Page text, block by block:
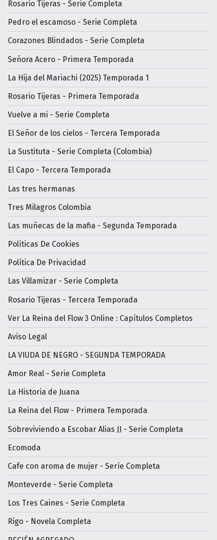
Rosario Tijeras - Serie Completa
Pedro el escamoso - Serie Completa
Corazones Blindados - Serie Completa
Señora Acero - Primera Temporada
La Hija del Mariachi (2025) Temporada 1
Rosario Tijeras - Primera Temporada
Vuelve a mi - Serie Completa
El Señor de los cielos - Tercera Temporada
La Sustituta - Serie Completa (Colombia)
El Capo - Tercera Temporada
Las tres hermanas
Tres Milagros Colombia
Las muñecas de la mafia - Segunda Temporada
Políticas De Cookies
Política De Privacidad
Las Villamizar - Serie Completa
Rosario Tijeras - Tercera Temporada
Ver La Reina del Flow 3 Online : Capítulos Completos
Aviso Legal
LA VIUDA DE NEGRO - SEGUNDA TEMPORADA
Amor Real - Serie Completa
La Historia de Juana
La Reina del Flow - Primera Temporada
Sobreviviendo a Escobar Alias JJ - Serie Completa
Ecomoda
Cafe con aroma de mujer - Serìe Completa
Monteverde - Serie Completa
Los Tres Caines - Serie Completa
Rigo - Novela Completa